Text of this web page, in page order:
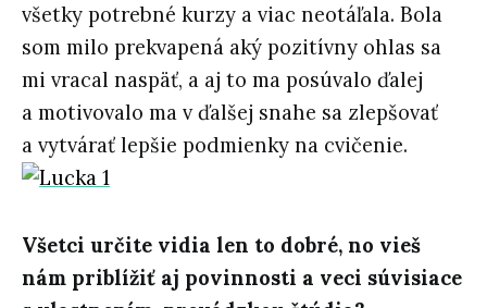
všetky potrebné kurzy a viac neotáľala. Bola
som milo prekvapená aký pozitívny ohlas sa
mi vracal naspäť, a aj to ma posúvalo ďalej
a motivovalo ma v ďalšej snahe sa zlepšovať
a vytvárať lepšie podmienky na cvičenie.
Všetci určite vidia len to dobré, no vieš
nám priblížiť aj povinnosti a veci súvisiace